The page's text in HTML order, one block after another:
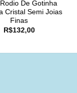
De Gotinha
Cristal Semi Joias
Finas
R$132,00